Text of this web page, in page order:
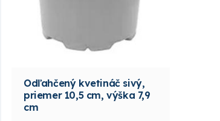
Odľahčený kvetináč sivý,
priemer 10,5 cm, výška 7,9
cm